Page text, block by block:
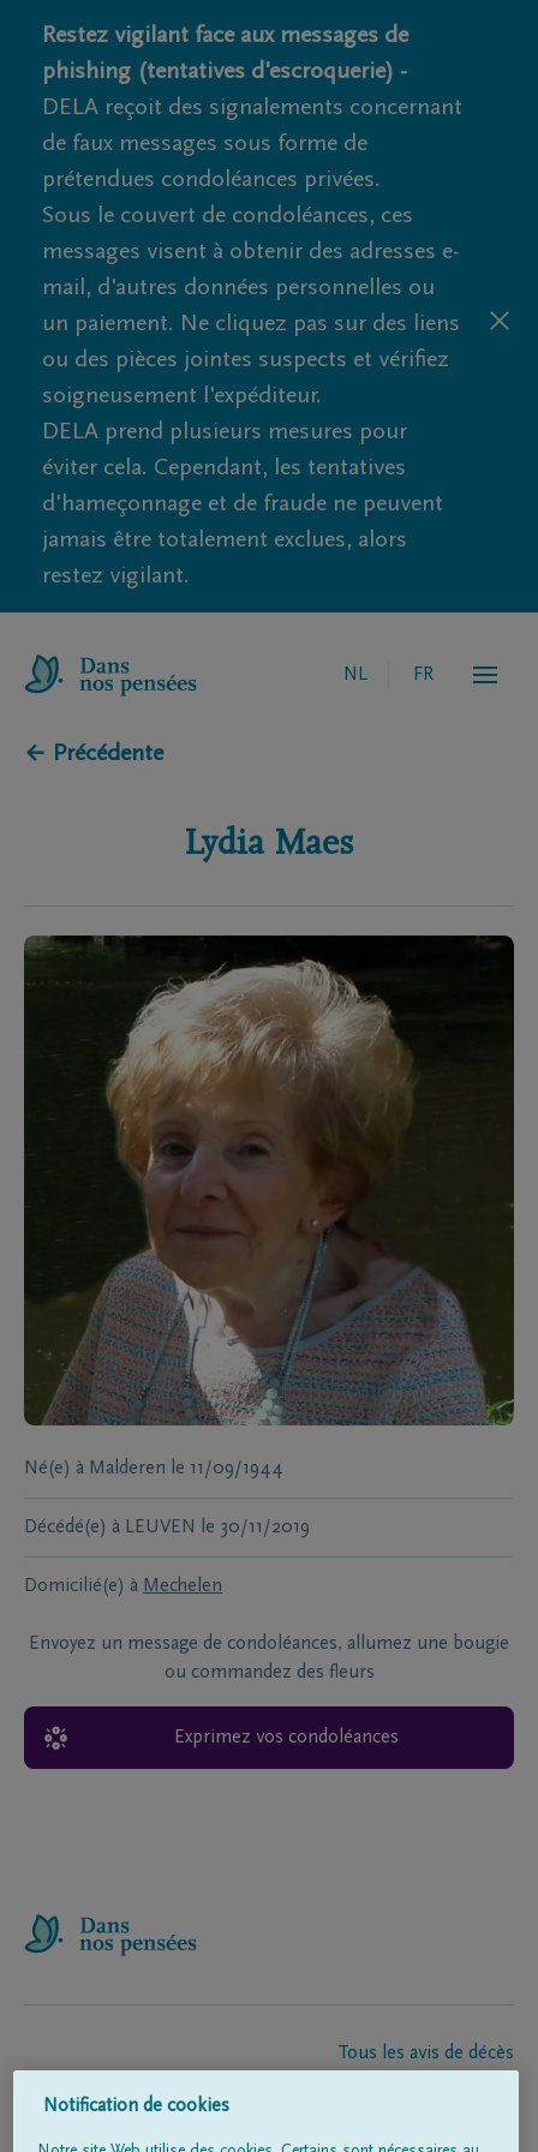
Restez vigilant face aux messages de
phishing (tentatives d'escroquerie) -
DELA reçoit des signalements concernant
de faux messages sous forme de
prétendues condoléances privées.
Sous le couvert de condoléances, ces
messages visent à obtenir des adresses e-
mail, d'autres données personnelles ou
un paiement. Ne cliquez pas sur des liens
ou des pièces jointes suspects et vérifiez
soigneusement l'expéditeur.
DELA prend plusieurs mesures pour
éviter cela. Cependant, les tentatives
d'hameçonnage et de fraude ne peuvent
jamais être totalement exclues, alors
restez vigilant.
NL FR
← Précédente
Lydia Maes
Né(e) à Malderen le 11/09/1944
Décédé(e) à LEUVEN le 30/11/2019
Domicilié(e) à Mechelen
Envoyez un message de condoléances, allumez une bougie
ou commandez des fleurs
Exprimez vos condoléances
Tous les avis de décès
Entrepreneur de pompes funèbres
Notification de cookies